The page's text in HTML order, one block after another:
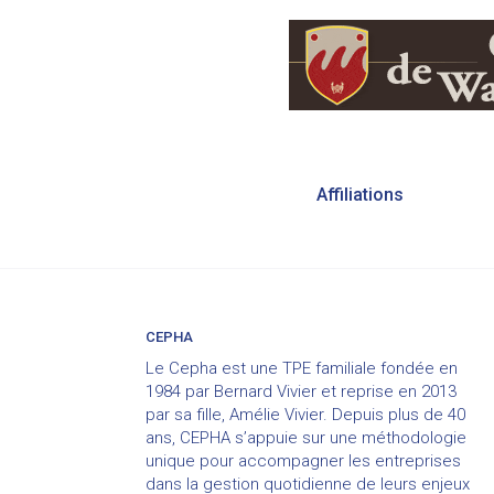
Navigation
Affiliations
CEPHA
Le Cepha est une TPE familiale fondée en
1984 par Bernard Vivier et reprise en 2013
par sa fille, Amélie Vivier. Depuis plus de 40
ans, CEPHA s’appuie sur une méthodologie
unique pour accompagner les entreprises
dans la gestion quotidienne de leurs enjeux